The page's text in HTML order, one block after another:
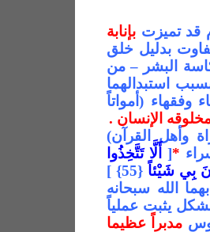
قد تميزتبإنابة
بدليل خلق
البشر – من
استبدالهما
وفقهاء (أمواتاً
الإنسان .
وأهل القرآن)
*
[
أَلَّا تَتَّخِذُوا
بِي شَيْئاً {55} ]
الله سبحانه
يثبت عملياً
مدبراً عظيما